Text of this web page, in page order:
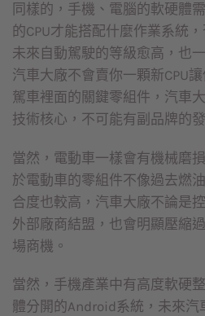
同樣的，手機、電腦的軟硬體
的CPU才能搭配什麼作業系統
未來自動駕駛的等級愈高，也
汽車大廠不會賣你一顆新CPU
駕車裡面的關鍵零組件，汽車
技術核心，不可能有副品牌的
當然，電動車一樣會有機械磨
於電動車的零組件不像過去燃
合度也較高，汽車大廠不論是
外部廠商結盟，也會明顯壓縮
場商機。
當然，手機產業中有高度軟硬
體分開的Android系統，未來汽